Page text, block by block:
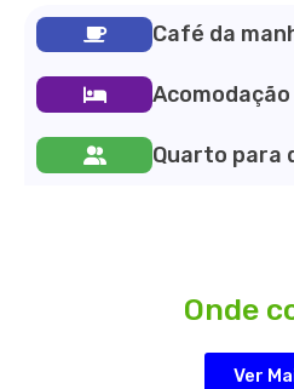
Café da
Quarto para
Onde
Ver